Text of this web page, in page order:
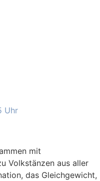
Uhr
mit
Volkstänzen aus aller
das Gleichgewicht,